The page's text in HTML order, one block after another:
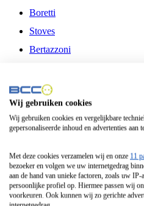
Boretti
Stoves
Bertazzoni
Fitelli
Airfryer
Frituurpan
Contactgrill
Broodbakmachine
Broodrooster
Wij gebruiken cookies
Wij gebruiken cookies en vergelijkbare
gepersonaliseerde inhoud en advertenties aan
Met deze cookies verzamelen wij en onze 11
bezoeker en volgen we uw internetgedrag
aan de hand van unieke factoren, zoals uw
persoonlijke profiel op. Hiermee passen wij
voorkeuren. Ook kunnen wij zo gerichte